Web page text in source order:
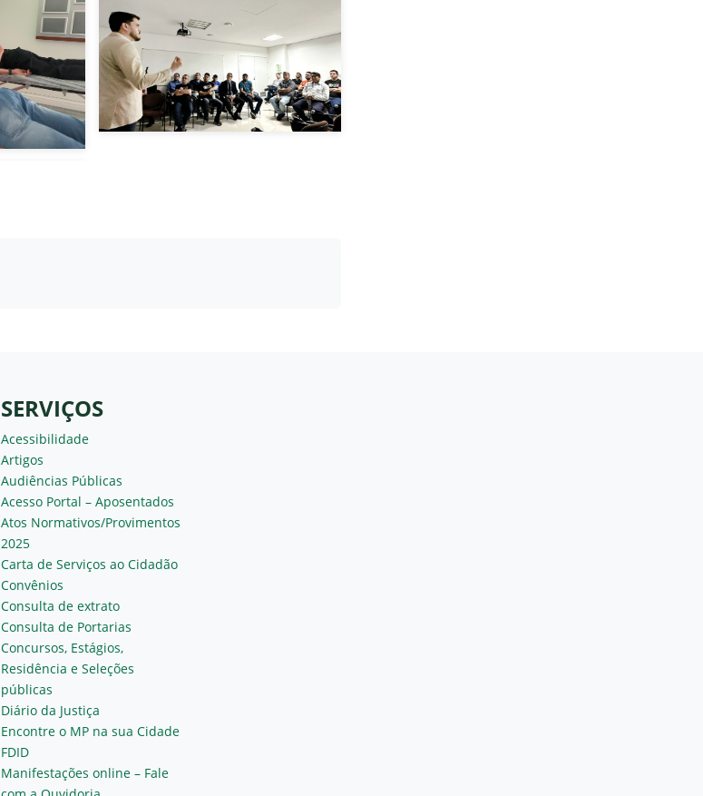
SERVIÇOS
Acessibilidade
Artigos
Audiências Públicas
Acesso Portal – Aposentados
Atos Normativos/Provimentos
2025
Carta de Serviços ao Cidadão
Convênios
Consulta de extrato
Consulta de Portarias
Concursos, Estágios,
Residência e Seleções
públicas
Diário da Justiça
Encontre o MP na sua Cidade
FDID
Manifestações online – Fale